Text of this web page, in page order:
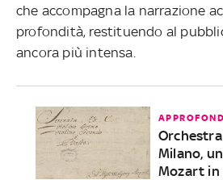
che accompagna la narrazione
profondità, restituendo al
ancora più intensa.
Milano,
Mozart in